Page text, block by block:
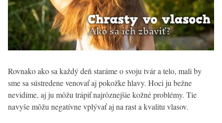
Rovnako ako sa každý deň staráme o svoju tvár a telo, mali by
sme sa sústredene venovať aj pokožke hlavy. Hoci ju bežne
nevidíme, aj ju môžu trápiť najrôznejšie kožné problémy. Tie
navyše môžu negatívne vplývať aj na rast a kvalitu vlasov.